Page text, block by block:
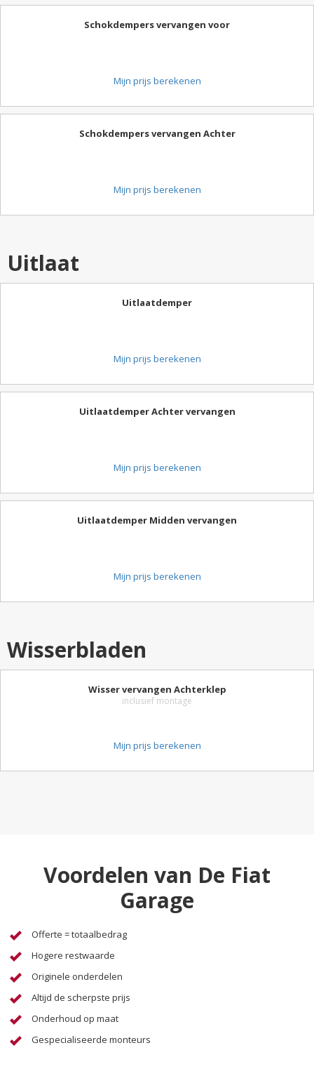
Schokdempers vervangen voor
Mijn prijs berekenen
Schokdempers vervangen Achter
Mijn prijs berekenen
Uitlaat
Uitlaatdemper
Mijn prijs berekenen
Uitlaatdemper Achter vervangen
Mijn prijs berekenen
Uitlaatdemper Midden vervangen
Mijn prijs berekenen
Wisserbladen
Wisser vervangen Achterklep
inclusief montage
Mijn prijs berekenen
Voordelen van De Fiat
Garage
Offerte = totaalbedrag
Hogere restwaarde
Originele onderdelen
Altijd de scherpste prijs
Onderhoud op maat
Gespecialiseerde monteurs